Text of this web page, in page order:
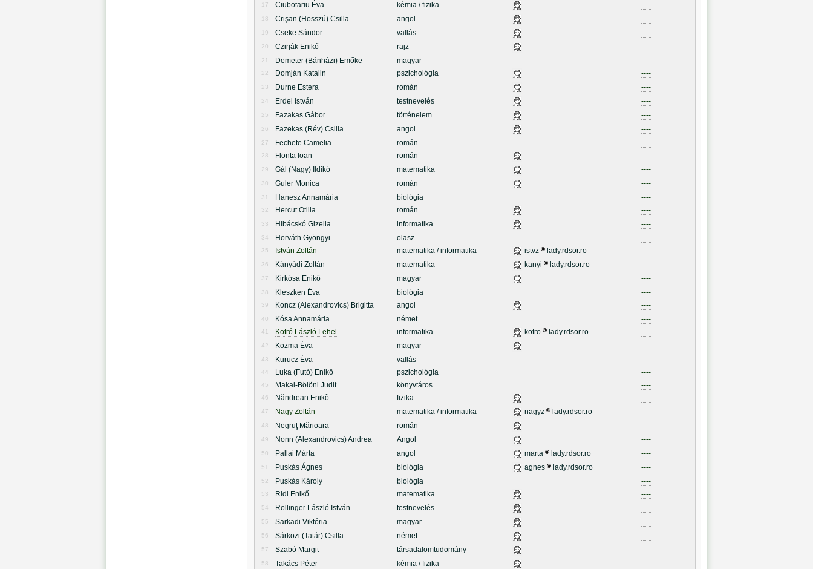
17 Ciubotariu Éva kémia / fizika ----
18 Crişan (Hosszú) Csilla angol ----
19 Cseke Sándor vallás ----
20 Czirják Enikő rajz ----
21 Demeter (Bánházi) Emőke magyar ----
22 Domján Katalin pszichológia ----
23 Durne Estera román ----
24 Erdei István testnevelés ----
25 Fazakas Gábor történelem ----
26 Fazekas (Rév) Csilla angol ----
27 Fechete Camelia román ----
28 Flonta Ioan román ----
29 Gál (Nagy) Ildikó matematika ----
30 Guler Monica román ----
31 Hanesz Annamária biológia ----
32 Hercut Otilia román ----
33 Hibácskó Gizella informatika ----
34 Horváth Gyöngyi olasz ----
35 István Zoltán matematika / informatika istvz lady.rdsor.ro ----
36 Kányádi Zoltán matematika kanyi lady.rdsor.ro ----
37 Kirkósa Enikő magyar ----
38 Kleszken Éva biológia ----
39 Koncz (Alexandrovics) Brigitta angol ----
40 Kósa Annamária német ----
41 Kotró László Lehel informatika kotro lady.rdsor.ro ----
42 Kozma Éva magyar ----
43 Kurucz Éva vallás ----
44 Luka (Futó) Enikő pszichológia ----
45 Makai-Bölöni Judit könyvtáros ----
46 Năndrean Enikõ fizika ----
47 Nagy Zoltán matematika / informatika nagyz lady.rdsor.ro ----
48 Negruţ Mărioara román ----
49 Nonn (Alexandrovics) Andrea Angol ----
50 Pallai Márta angol marta lady.rdsor.ro ----
51 Puskás Ágnes biológia agnes lady.rdsor.ro ----
52 Puskás Károly biológia ----
53 Ridi Enikő matematika ----
54 Rollinger László István testnevelés ----
55 Sarkadi Viktória magyar ----
56 Sárközi (Tatár) Csilla német ----
57 Szabó Margit társadalomtudomány ----
58 Takács Péter kémia / fizika ----